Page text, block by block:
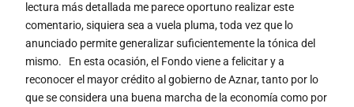
lectura más detallada me parece oportuno realizar este
comentario, siquiera sea a vuela pluma, toda vez que lo
anunciado permite generalizar suficientemente la tónica del
mismo. En esta ocasión, el Fondo viene a felicitar y a
reconocer el mayor crédito al gobierno de Aznar, tanto por lo
que se considera una buena marcha de la economía como por